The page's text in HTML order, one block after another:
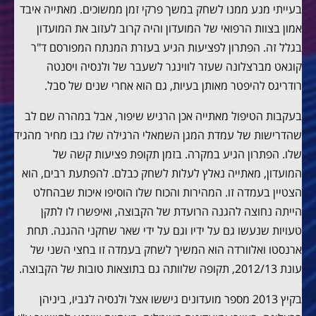
בעייתי מנע ממנו לשחק במשך פרקי זמן ממשוכים. מאתייה איבד
אמון בצוות הרפואי של המועדון והיה קרוב לעזוב את המועדון
בגלל זה. הפתרון לפציעות הגיע בעזרת המנתח המפורסם ד"ר
קוגאט מברצלונה שעזר לווינגר לשעבר של ולנסיה ויסנטה
רודריגס להיפטר מאותן בעיות, גם הוא אחרי שנים של סבל.
בעקבות הטיפול מאתייה אכן הרגיש שיפור, אבל במהרה שם לב
שהדרישות של עמדת המגן השמאלי הרגילה שלו גבו מחיר מהגיד
שלו. הפתרון הגיע במקרה. בזמן תקופת פציעות קשה של
המועדון, מאתייה נאלץ לעלות לשחק כבלם. להפתעת רבים, הוא
הצטיין בעמדה זו. המהירות והכוח שלו הוסיפו איכות שבהחלט
הייתה נחוצה להגנה הרועדת של הקבוצה, ואיפשרו לו לתקן
טעויות שנעשו גם על ידיו וגם על ידי שאר שחקני ההגנה. תחת
ארנסטו ואלוורדה הוא המשיך לשחק בעמדה זו בחצי השני של
עונת 2012/13, תקופה שלוותה גם בתוצאות טובות של הקבוצה.
בקיץ 2013 מספר מועדונים גיששו אצל ולנסיה לגביו, ביניהן